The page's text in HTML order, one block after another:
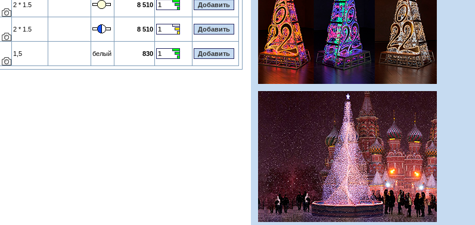
2 * 1.5 8 510
2 * 1.5 8 510
1,5 белый 830